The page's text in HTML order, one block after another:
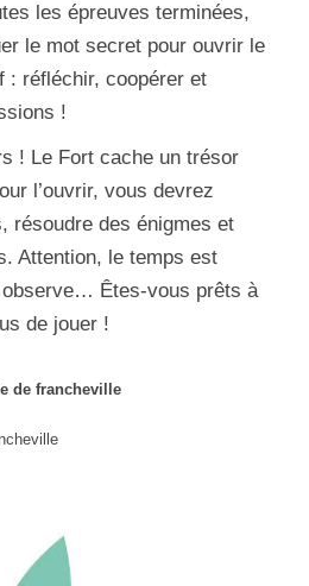
les épreuves terminées,
le mot secret pour ouvrir le
: réfléchir, coopérer et
!
! Le Fort cache un trésor
l’ouvrir, vous devrez
résoudre des énigmes et
Attention, le temps est
Êtes-vous prêts à
de jouer !
de francheville